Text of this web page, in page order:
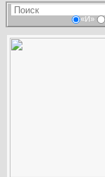
«И»